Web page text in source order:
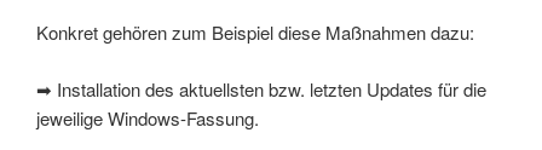
Konkret gehören zum Beispiel diese Maßnahmen dazu:
➡ Installation des aktuellsten bzw. letzten Updates für die
jeweilige Windows-Fassung.